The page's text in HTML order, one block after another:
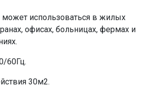
использоваться в жилых
офисах, больницах, фермах и
60Гц.
30м2.